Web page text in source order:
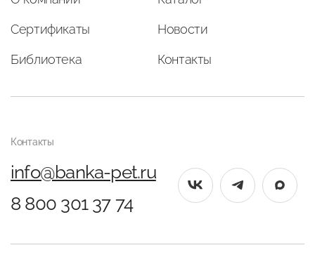
Сертификаты Новости
Библиотека Контакты
Контакты
info@banka-pet.ru
8 800 301 37 74